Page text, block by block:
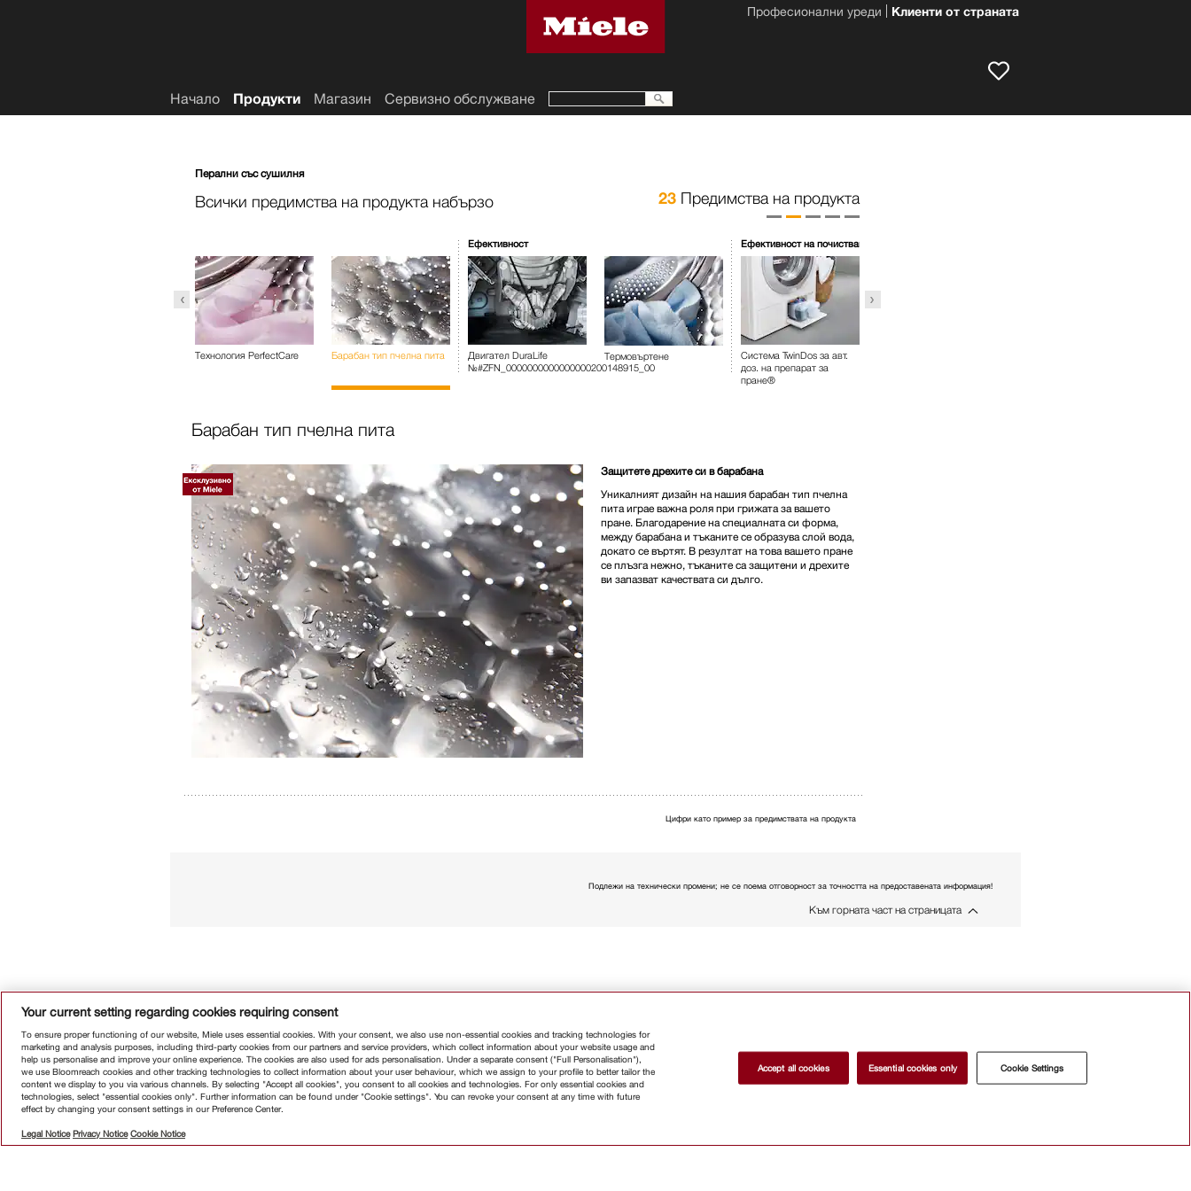
Всички предимства на продукта набързо
Перални със сушилня
23 Предимства на продукта
Технология PerfectCare Барабан тип пчелна пита
Ефективност
Двигател DuraLife
№#ZFN_0000000000000000200148915_00
Термовъртене
Ефективност на почистване
Система TwinDos за авт.
доз. на препарат за
пране®
Барабан тип пчелна пита
Защитете дрехите си в барабана
Уникалният дизайн на нашия барабан тип пчелна
пита играе важна роля при грижата за вашето
пране. Благодарение на специалната си форма,
между барабана и тъканите се образува слой вода,
докато се въртят. В резултат на това вашето пране
се плъзга нежно, тъканите са защитени и дрехите
ви запазват качествата си дълго.
Цифри като пример за предимствата на продукта
Подлежи на технически промени; не се поема отговорност за точността на предоставената информация!
Към горната част на страницата
Клиенти от страната
Професионални уреди
Начало Продукти Магазин Сервизно обслужване
Абонирайте се бюлетина
изберете Miele ?
Търговци
Your current setting regarding cookies requiring consent
To ensure proper functioning of our website, Miele uses essential cookies. With your consent, we also use non-essential cookies and tracking technologies for
marketing and analysis purposes, including third-party cookies from our partners and service providers, which collect information about your website usage and
help us personalise and improve your online experience. The cookies are also used for ads personalisation. Under a separate consent ("Full Personalisation"),
we use Bloomreach cookies and other tracking technologies to collect information about your user behaviour, which we assign to your profile to better tailor the
content we display to you via various channels. By selecting "Accept all cookies", you consent to all cookies and technologies. For only essential cookies and
technologies, select "essential cookies only". Further information can be found under "Cookie settings". You can revoke your consent at any time with future
effect by changing your consent settings in our Preference Center.
Legal Notice Privacy Notice Cookie Notice
Accept all cookies Essential cookies only Cookie Settings